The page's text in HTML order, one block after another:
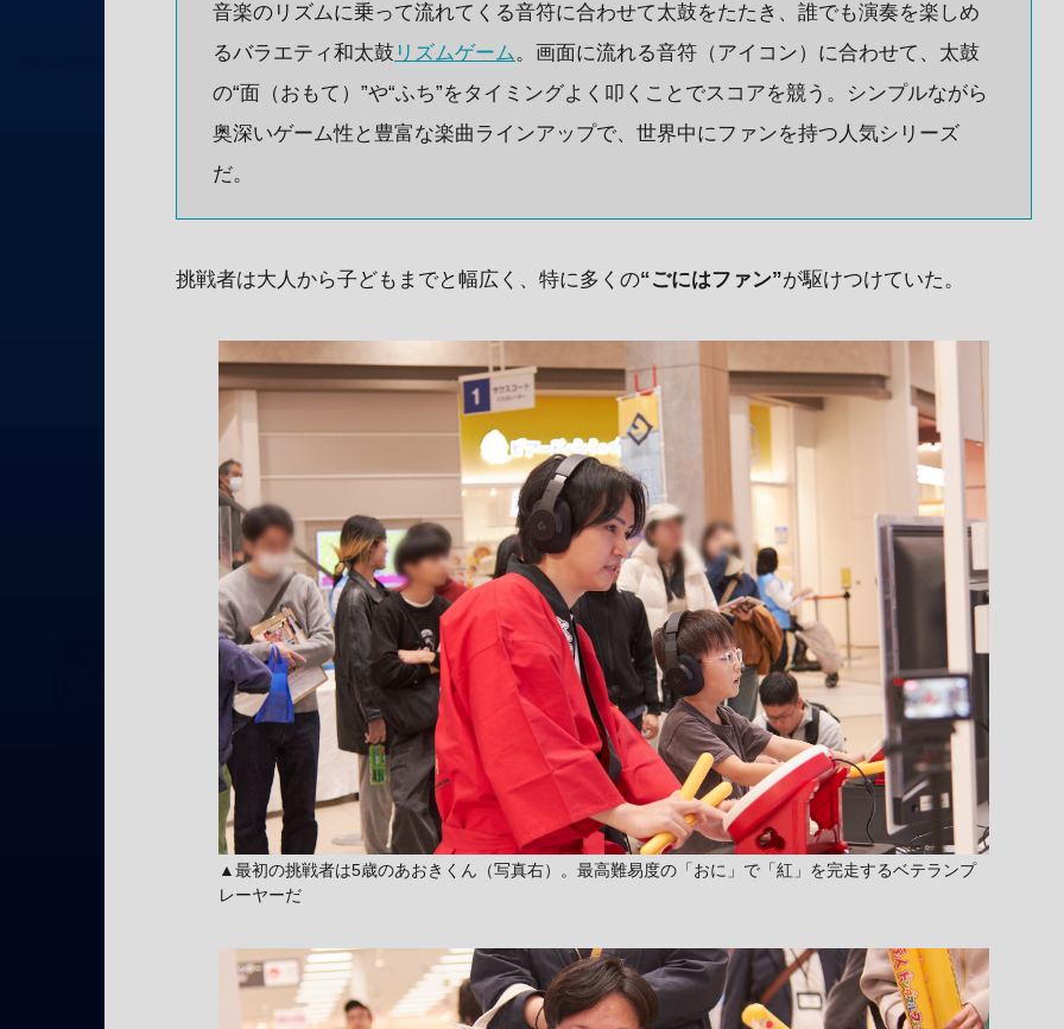
音楽のリズムに乗って流れてくる音符に合わせて太鼓をたたき、誰でも演奏を楽しめ
るバラエティ和太鼓 リズムゲーム。画面に流れる音符（アイコン）に合わせて、太鼓
の“面（おもて）”や“ふち”をタイミングよく叩くことでスコアを競う。シンプルながら
奥深いゲーム性と豊富な楽曲ラインアップで、世界中にファンを持つ人気シリーズ
だ。
挑戦者は大人から子どもまでと幅広く、特に多くの“ごにはファン”が駆けつけていた。
▲最初の挑戦者は5歳のあおきくん（写真右）。最高難易度の「おに」で「紅」を完走するベテランプ
レーヤーだ